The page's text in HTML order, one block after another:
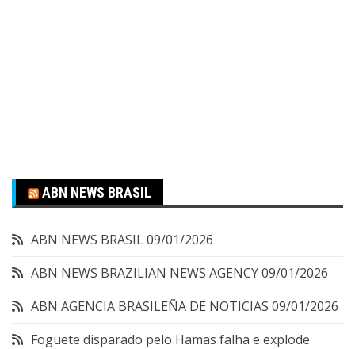
ABN NEWS BRASIL
ABN NEWS BRASIL09/01/2026
ABN NEWS BRAZILIAN NEWS AGENCY09/01/2026
ABN AGENCIA BRASILEÑA DE NOTICIAS 09/01/2026
Foguete disparado pelo Hamas falha e explode